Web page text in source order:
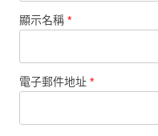
顯示名稱 *
電子郵件地址 *